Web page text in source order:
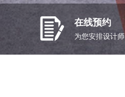
在线预约
为您安排设计师